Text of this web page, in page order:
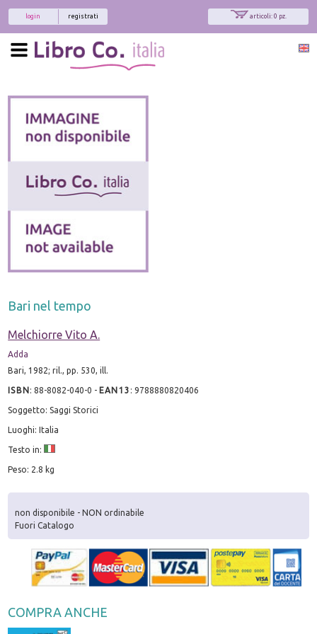
articoli: 0 pz.
registrati
login
Bari nel tempo
Melchiorre Vito A.
Adda
Bari, 1982; ril., pp. 530, ill.
ISBN:88-8082-040-0 - EAN13 :9788880820406
Soggetto: Saggi Storici
Luoghi: Italia
Testo in:
Peso: 2.8 kg
non disponibile - NON ordinabile
Fuori Catalogo
COMPRA ANCHE